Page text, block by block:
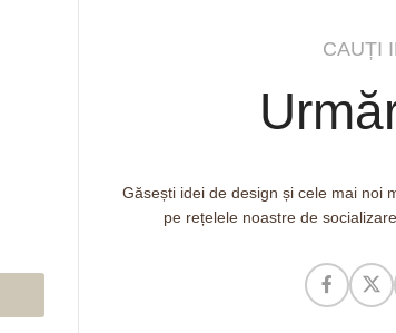
CAUȚI
Găsești idei de design și cele mai noi
pe rețelele noastre de socializare